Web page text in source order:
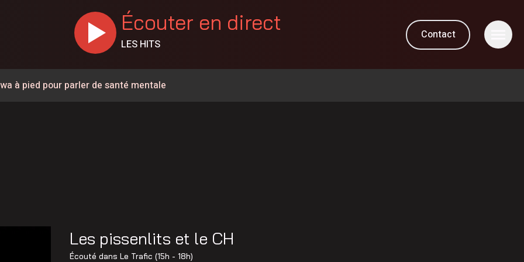
Écouter en direct
LES HITS
Contact
à pied pour parler de santé mentale
à Saint-Paul
le secteur de la sécurité privée
à Repentigny
le Super C Lavaltrie
Les pissenlits et le CH
Écouté dansLe Trafic (15h - 18h)